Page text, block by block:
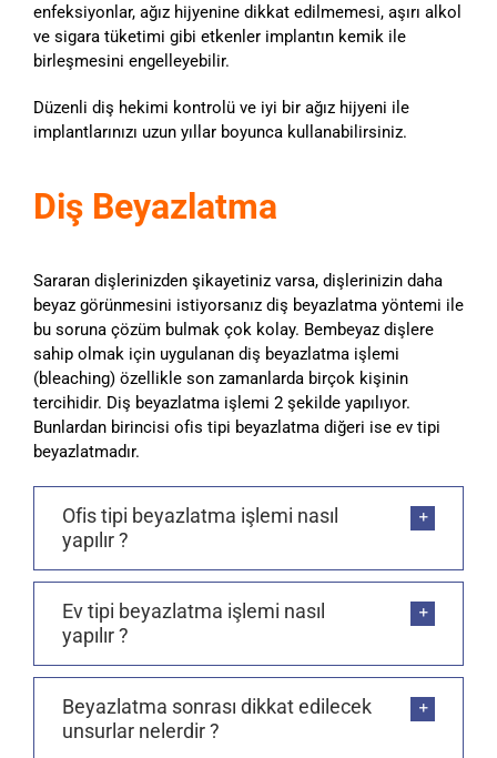
enfeksiyonlar, ağız hijyenine dikkat edilmemesi, aşırı alkol
ve sigara tüketimi gibi etkenler implantın kemik ile
birleşmesini engelleyebilir.
Düzenli diş hekimi kontrolü ve iyi bir ağız hijyeni ile
implantlarınızı uzun yıllar boyunca kullanabilirsiniz.
Diş Beyazlatma
Sararan dişlerinizden şikayetiniz varsa, dişlerinizin daha
beyaz görünmesini istiyorsanız diş beyazlatma yöntemi ile
bu soruna çözüm bulmak çok kolay. Bembeyaz dişlere
sahip olmak için uygulanan diş beyazlatma işlemi
(bleaching) özellikle son zamanlarda birçok kişinin
tercihidir. Diş beyazlatma işlemi 2 şekilde yapılıyor.
Bunlardan birincisi ofis tipi beyazlatma diğeri ise ev tipi
beyazlatmadır.
Ofis tipi beyazlatma işlemi nasıl
yapılır ?
Ev tipi beyazlatma işlemi nasıl
yapılır ?
Beyazlatma sonrası dikkat edilecek
unsurlar nelerdir ?